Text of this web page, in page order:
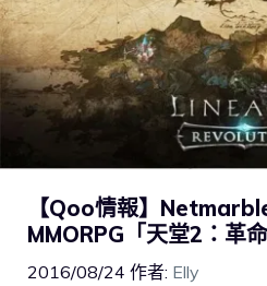
【Qoo情報】
MMORPG「天堂2：革
2016/08/24 作者: Elly